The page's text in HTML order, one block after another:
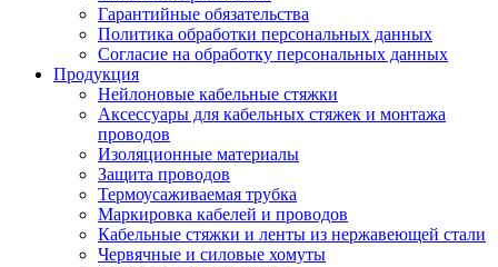
Гарантийные обязательства
Политика обработки персональных данных
Согласие на обработку персональных данных
Продукция
Нейлоновые кабельные стяжки
Аксессуары для кабельных стяжек и монтажа
проводов
Изоляционные материалы
Защита проводов
Термоусаживаемая трубка
Маркировка кабелей и проводов
Кабельные стяжки и ленты из нержавеющей стали
Червячные и силовые хомуты